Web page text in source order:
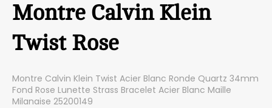
Montre Calvin Klein
Twist Rose
Montre Calvin Klein Twist Acier Blanc Ronde Quartz 34mm
Fond Rose Lunette Strass Bracelet Acier Blanc Maille
Milanaise 25200149